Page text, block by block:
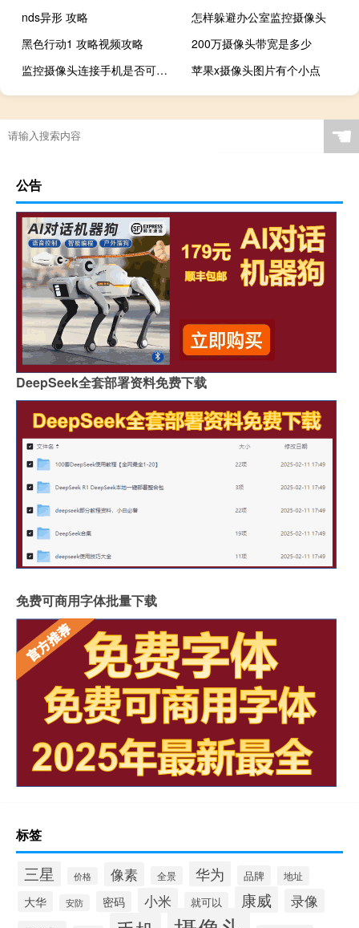
nds异形 攻略
怎样躲避办公室监控摄像头
黑色行动1 攻略视频攻略
200万摄像头带宽是多少
监控摄像头连接手机是否可以听见声音
苹果x摄像头图片有个小点
☚
公告
DeepSeek全套部署资料免费下载
免费可商用字体批量下载
标签
三星 价格 像素 全景 华为 品牌 地址
大华 安防 密码 小米 就可以 康威 录像